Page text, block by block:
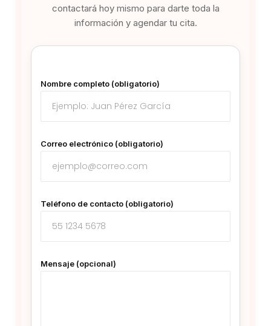
contactará hoy mismo para darte toda la
información y agendar tu cita.
Nombre completo (obligatorio)
Correo electrónico (obligatorio)
Teléfono de contacto (obligatorio)
Mensaje (opcional)